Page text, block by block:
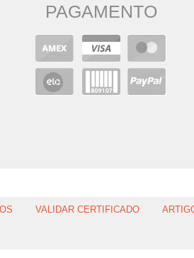
PAGAMENTO
VALIDAR CERTIFICADO